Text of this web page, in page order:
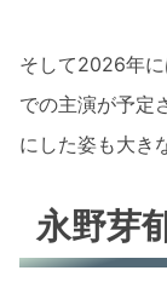
そして2026年
での主演が予定
にした姿も大き
永野芽